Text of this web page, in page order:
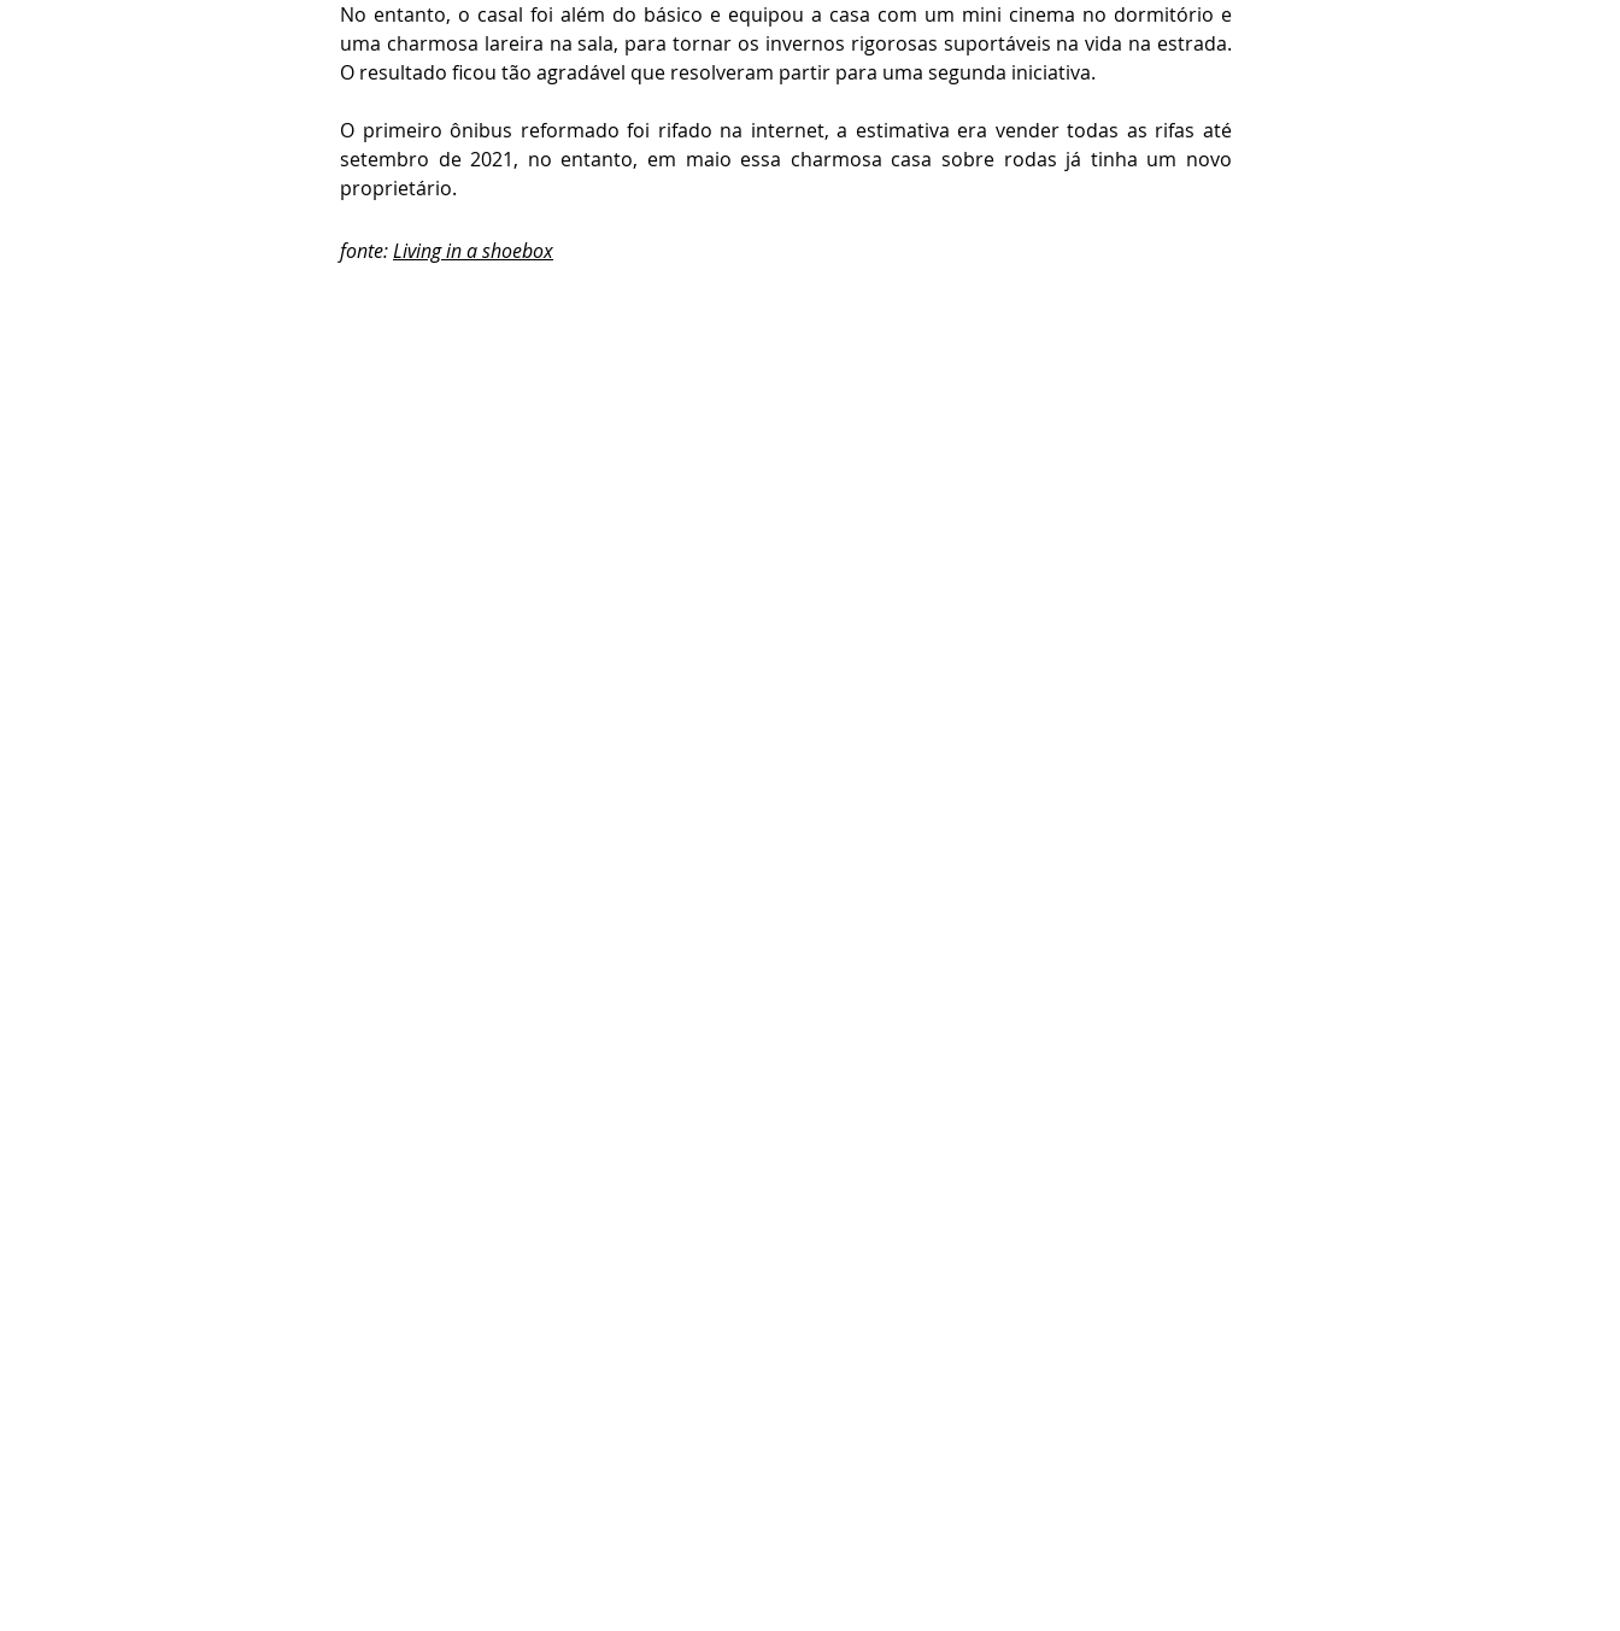
No entanto, o casal foi além do básico e equipou a casa com um mini cinema no dormitório e
uma charmosa lareira na sala, para tornar os invernos rigorosas suportáveis na vida na estrada.
O resultado ficou tão agradável que resolveram partir para uma segunda iniciativa.
O primeiro ônibus reformado foi rifado na internet, a estimativa era vender todas as rifas até
setembro de 2021, no entanto, em maio essa charmosa casa sobre rodas já tinha um novo
proprietário.
fonte: Living in a shoebox